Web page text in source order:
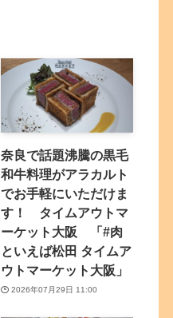
奈良で話題沸騰の黒毛
和牛料理がアラカルト
でお手軽にいただけま
す！ タイムアウトマ
ーケット大阪 「#肉
といえば松田 タイムア
ウトマーケット大阪」
2026年07月29日 11:00